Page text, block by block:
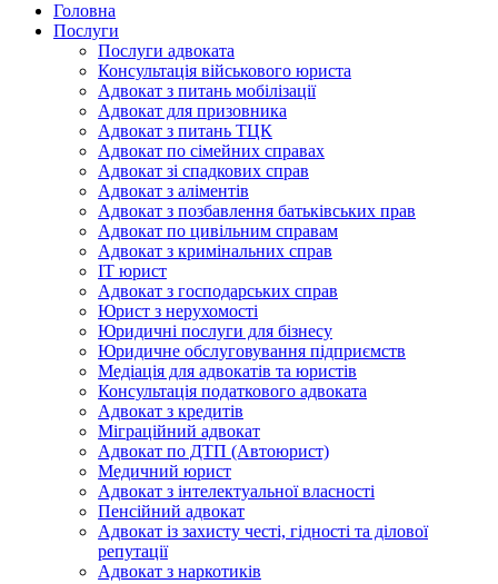
Головна
Послуги
Послуги адвоката
Консультація військового юриста
Адвокат з питань мобілізації
Адвокат для призовника
Адвокат з питань ТЦК
Адвокат по сімейних справах
Адвокат зі спадкових справ
Адвокат з аліментів
Адвокат з позбавлення батьківських прав
Адвокат по цивільним справам
Адвокат з кримінальних справ
IT юрист
Адвокат з господарських справ
Юрист з нерухомості
Юридичні послуги для бізнесу
Юридичне обслуговування підприємств
Медіація для адвокатів та юристів
Консультація податкового адвоката
Адвокат з кредитів
Міграційний адвокат
Адвокат по ДТП (Автоюрист)
Медичний юрист
Адвокат з інтелектуальної власності
Пенсійний адвокат
Адвокат із захисту честі, гідності та ділової
репутації
Адвокат з наркотиків